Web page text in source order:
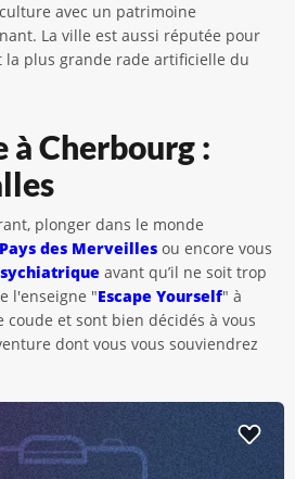
avec un patrimoine
La ville est aussi réputée pour
la plus grande rade artificielle du
à Cherbourg :
plonger dans le monde
des Merveilles ou encore vous
avant qu’il ne soit trop
l'enseigne "Escape Yourself" à
coude et sont bien décidés à vous
dont vous vous souviendrez